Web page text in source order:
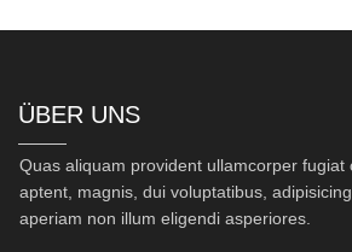
ÜBER UNS
Quas aliquam provident ullamcorper fugiat
aptent, magnis, dui voluptatibus,
aperiam non illum eligendi asperiores.